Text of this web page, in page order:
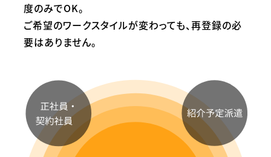
度のみでOK。
ご希望のワークスタイルが変わっても、再登録の必
要はありません。